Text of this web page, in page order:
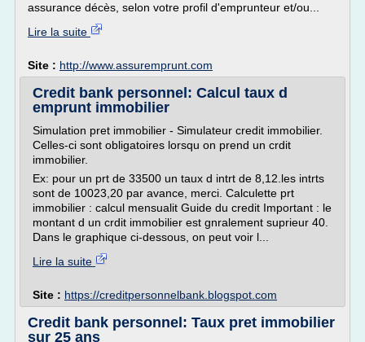
assurance décès, selon votre profil d'emprunteur et/ou...
Lire la suite
Site : http://www.assuremprunt.com
Credit bank personnel: Calcul taux d
emprunt immobilier
Simulation pret immobilier - Simulateur credit immobilier.
Celles-ci sont obligatoires lorsqu on prend un crdit
immobilier.
Ex: pour un prt de 33500 un taux d intrt de 8,12.les intrts
sont de 10023,20 par avance, merci. Calculette prt
immobilier : calcul mensualit Guide du credit Important : le
montant d un crdit immobilier est gnralement suprieur 40.
Dans le graphique ci-dessous, on peut voir l...
Lire la suite
Site : https://creditpersonnelbank.blogspot.com
Credit bank personnel: Taux pret immobilier
sur 25 ans